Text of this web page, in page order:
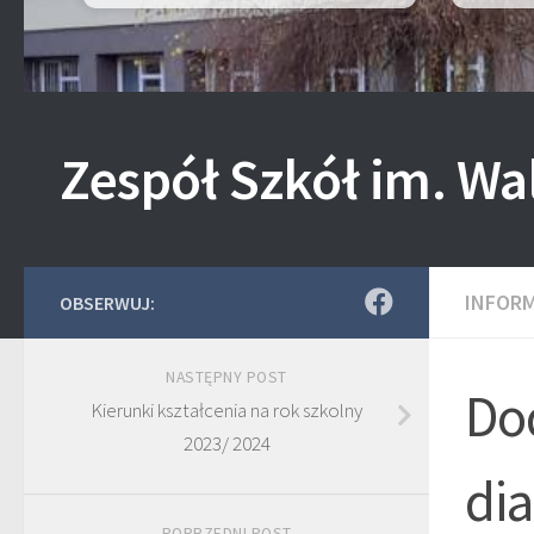
Zespół Szkół im.
OBSERWUJ:
NASTĘPNY POST
Kierunki kształcenia na rok szkolny
2023/ 2024